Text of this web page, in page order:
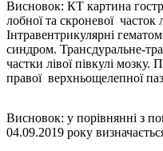
Висновок: КТ картина
лобної та скроневої часток
Інтравентрикулярні
синдром. Трансдуральне-
частки лівої півкулі мозку.
правої верхньощелепної
Висновок: у порівнянні з
04.09.2019 року